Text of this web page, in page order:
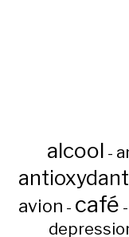
alcool -
avion - café -